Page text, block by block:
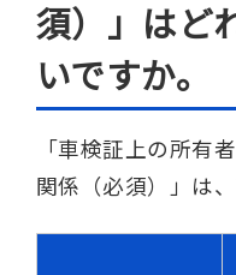
須）」はど
いですか。
「車検証上の所有
関係（必須）」は